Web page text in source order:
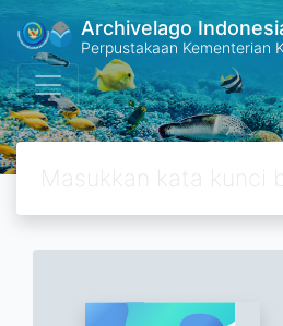
Archivelago
Perpustakaan Kementerian